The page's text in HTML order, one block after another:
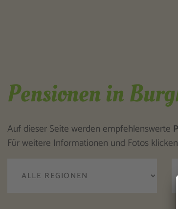
Pensionen in
Auf dieser Seite werden empfehlenswerte
Für weitere Informationen und Fotos